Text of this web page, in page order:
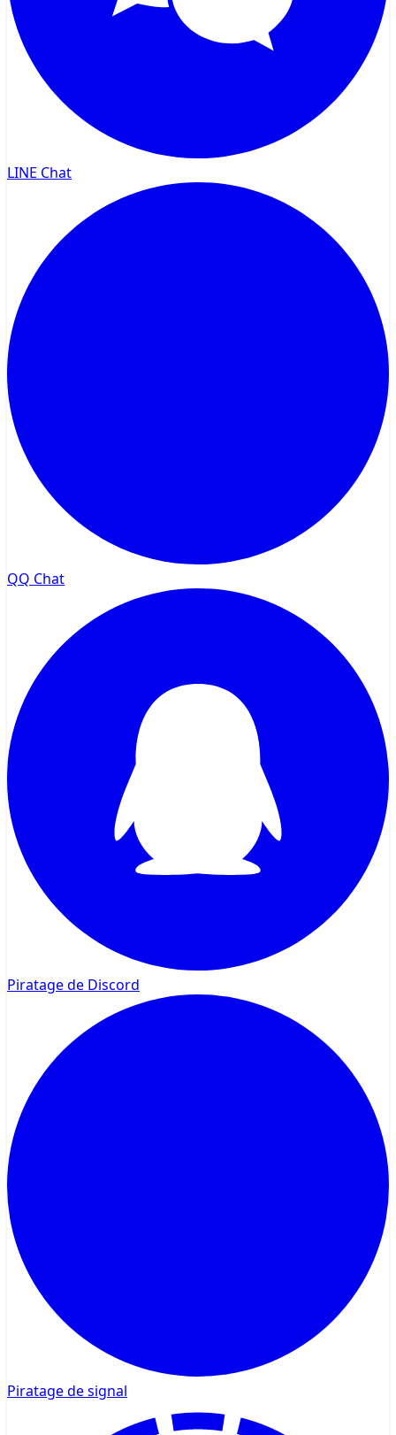
LINE Chat
QQ Chat
Piratage de Discord
Piratage de signal